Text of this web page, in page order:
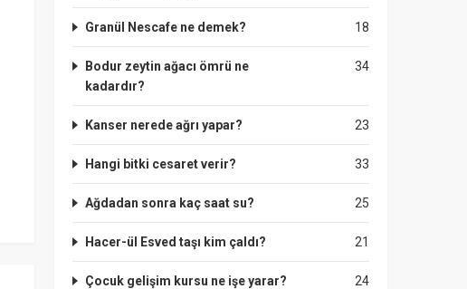
18
Granül Nescafe ne demek?
34
Bodur zeytin ağacı ömrü ne
kadardır?
23
Kanser nerede ağrı yapar?
33
Hangi bitki cesaret verir?
25
Ağdadan sonra kaç saat su?
21
Hacer-ül Esved taşı kim çaldı?
24
Çocuk gelişim kursu ne işe yarar?